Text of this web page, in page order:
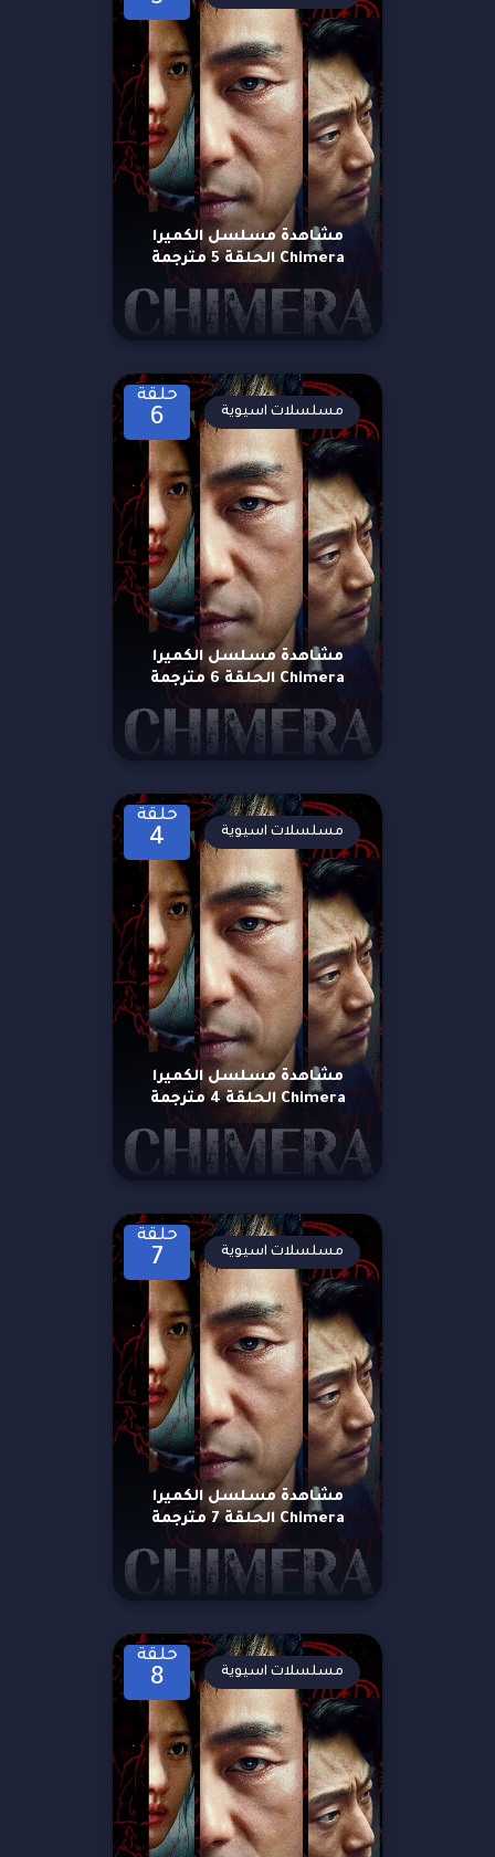
مشاهدة مسلسل الكميرا
Chimera الحلقة 5 مترجمة
حلقة
6
مشاهدة مسلسل الكميرا
Chimera الحلقة 6 مترجمة
مسلسلات اسيوية
حلقة
4
مشاهدة مسلسل الكميرا
Chimera الحلقة 4 مترجمة
مسلسلات اسيوية
حلقة
7
مشاهدة مسلسل الكميرا
Chimera الحلقة 7 مترجمة
مسلسلات اسيوية
حلقة
8 مسلسلات اسيوية